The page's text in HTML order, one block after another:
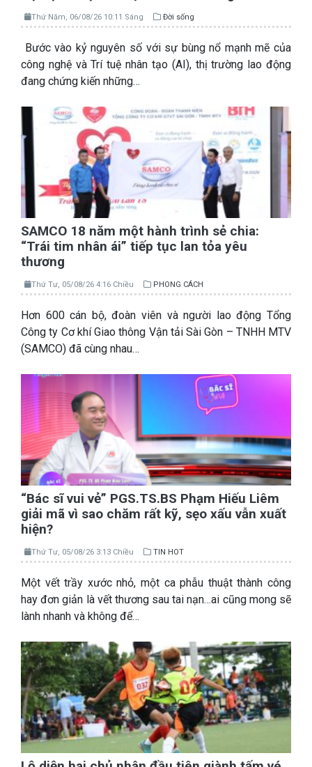
Thứ Năm, 06/08/26 10:11 Sáng Đời sống
Bước vào kỷ nguyên số với sự bùng nổ mạnh mẽ của
công nghệ và Trí tuệ nhân tạo (AI), thị trường lao động
đang chứng kiến những…
SAMCO 18 năm một hành trình sẻ chia:
“Trái tim nhân ái” tiếp tục lan tỏa yêu
thương
Thứ Tư, 05/08/26 4:16 Chiều PHONG CÁCH
Hơn 600 cán bộ, đoàn viên và người lao động Tổng
Công ty Cơ khí Giao thông Vận tải Sài Gòn – TNHH MTV
(SAMCO) đã cùng nhau…
“Bác sĩ vui vẻ” PGS.TS.BS Phạm Hiếu Liêm
giải mã vì sao chăm rất kỹ, sẹo xấu vẫn xuất
hiện?
Thứ Tư, 05/08/26 3:13 Chiều TIN HOT
Một vết trầy xước nhỏ, một ca phẫu thuật thành công
hay đơn giản là vết thương sau tai nạn…ai cũng mong sẽ
lành nhanh và không để…